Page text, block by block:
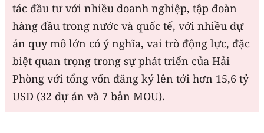
tác đầu tư với nhiều doanh nghiệp, tập đoàn
hàng đầu trong nước và quốc tế, với nhiều dự
án quy mô lớn có ý nghĩa, vai trò động lực, đặc
biệt quan trọng trong sự phát triển của Hải
Phòng với tổng vốn đăng ký lên tới hơn 15,6 tỷ
USD (32 dự án và 7 bản MOU).